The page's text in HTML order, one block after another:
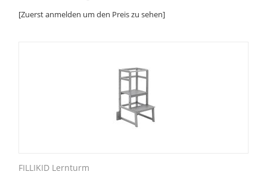
[Zuerst anmelden um den Preis zu sehen]
FILLIKID Lernturm